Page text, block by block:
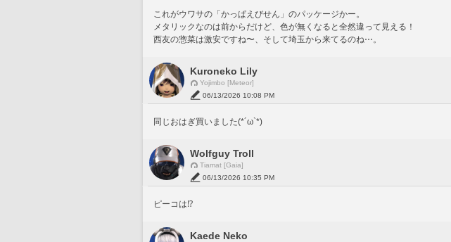
これがウワサの「かっぱえびせん」のパッケージかー。
メタリックなのは前からだけど、色が無くなると全然違って見える！
西友の惣菜は激安ですね〜、そして埼玉から来てるのね⋯。
Kuroneko Lily
Yojimbo [Meteor]
06/13/2026 10:08 PM
同じおはぎ買いました(*´ω`*)
Wolfguy Troll
Tiamat [Gaia]
06/13/2026 10:35 PM
ピーコは⁉️
Kaede Neko